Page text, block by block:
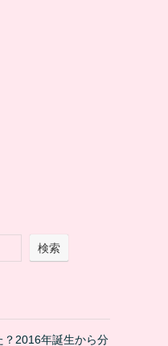
検索
？2016年誕生から分